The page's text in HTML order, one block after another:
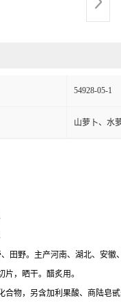
54928-05-1
山萝卜、水
田野。主产河南、湖北、安徽
，晒干。醋炙用。
合物，另含加利果酸、商陆皂